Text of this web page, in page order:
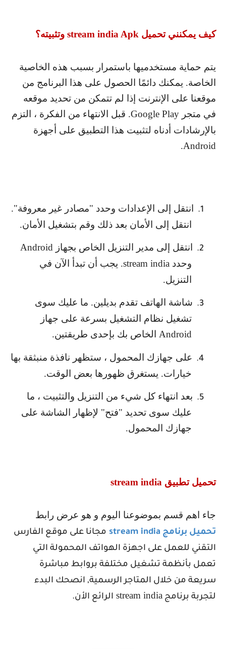
كيف يمكنني تحميل stream india Apk وتثبيته؟
يتم حماية مستخدميها باستمرار بسبب هذه الخاصية
الخاصة. يمكنك دائمًا الحصول على هذا البرنامج من
موقعنا على الإنترنت إذا لم تتمكن من تحديد موقعه
في متجر Google Play. قبل الانتهاء من الفكرة ، التزم
بالإرشادات أدناه لتثبيت هذا التطبيق على أجهزة
Android
.
1.
انتقل إلى الإعدادات وحدد "مصادر غير معروفة".
انتقل إلى الأمان بعد ذلك وقم بتشغيل الأمان.
2. انتقل إلى مدير التنزيل الخاص بجهاز Android
وحدد stream india. يجب أن تبدأ الآن في
التنزيل.
3.
شاشة الهاتف تقدم بديلين. ما عليك سوى
تشغيل نظام التشغيل بسرعة على جهاز
Android الخاص بك بإحدى طريقتين.
4.
على جهازك المحمول ، ستظهر نافذة منبثقة بها
خيارات. يستغرق ظهورها بعض الوقت.
5.
بعد انتهاء كل شيء من التنزيل والتثبيت ، ما
عليك سوى تحديد "فتح" لإظهار الشاشة على
جهازك المحمول.
تحميل تطبيق stream india
جاء اهم قسم بموضوعنا اليوم و هو عرض رابط
تحميل برنامج stream india مجانا على موقع الفارس
التقني للعمل على اجهزة الهواتف المحمولة التي
تعمل بأنظمة تشغيل مختلفة بروابط مباشرة
سريعة من خلال المتاجر الرسمية, انصحك البدء
لتجربة برنامج stream india الرائع الأن.